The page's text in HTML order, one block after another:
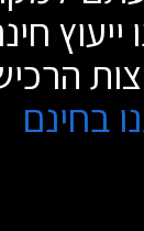
בחינם